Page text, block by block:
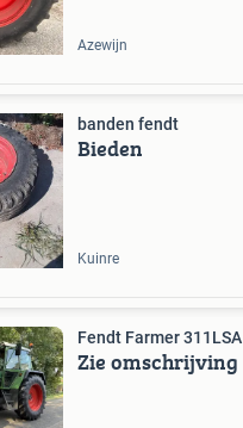
Azewijn
banden fendt
Bieden
Kuinre
Fendt Farmer 311LSA
Zie omschrijving